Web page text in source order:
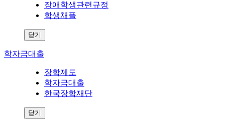
장애학생관련규정
학생채플
닫기
학자금대출
장학제도
학자금대출
한국장학재단
닫기